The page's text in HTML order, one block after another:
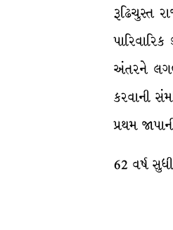
રૂઢિચુસ્ત
અંતરને
કરવાની
પ્રથમ
62 વર્ષ